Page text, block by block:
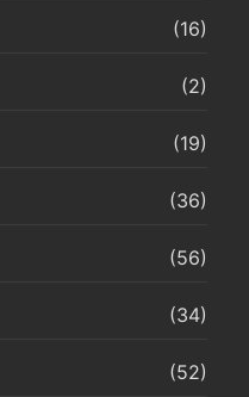
(16)
(2)
(19)
(36)
(56)
(34)
(52)